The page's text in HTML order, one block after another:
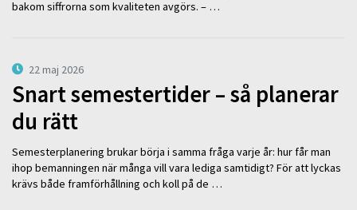
bakom siffrorna som kvaliteten avgörs. – …
22 maj 2026
Snart semestertider – så planerar
du rätt
Semesterplanering brukar börja i samma fråga varje år: hur får man
ihop bemanningen när många vill vara lediga samtidigt? För att lyckas
krävs både framförhållning och koll på de …